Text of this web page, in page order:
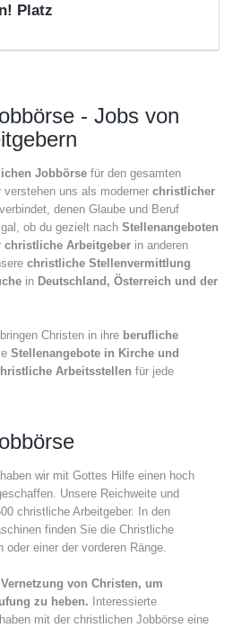
Platz
- Jobs von
Jobbörse für den gesamten
uns als moderner christlicher
denen Glaube und Beruf
ob du gezielt nach Stellenangeboten
christliche Arbeitgeber in anderen
christliche Stellenvermittlung
in Deutschland, Österreich und der
Christen in ihre berufliche
Stellenangebote in Kirche und
Arbeitsstellen für jede
wir mit Gottes Hilfe einen hoch
Unsere Reichweite und
christliche Arbeitgeber. In den
finden Sie die Christliche
einer der vorderen Ränge.
von Christen, um
zu heben. Interessierte
mit der christlichen Jobbörse eine